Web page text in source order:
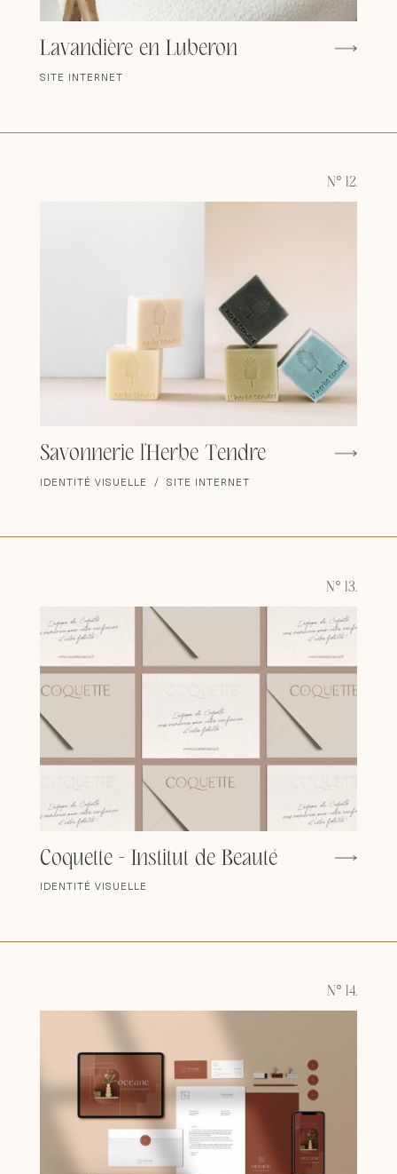
Lavandière en Luberon
SITE INTERNET
N° 12.
Savonnerie l'Herbe Tendre
IDENTITÉ VISUELLE / SITE INTERNET
N° 13.
Coquette - Institut de Beauté
IDENTITÉ VISUELLE
N° 14.